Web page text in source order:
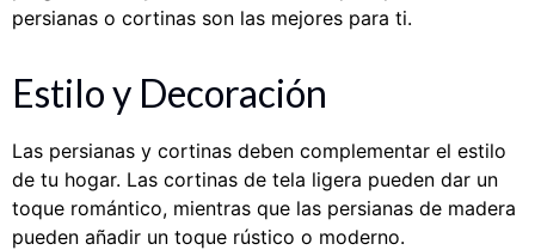
persianas o cortinas son las mejores para ti.
Estilo y Decoración
Las persianas y cortinas deben complementar el estilo
de tu hogar. Las cortinas de tela ligera pueden dar un
toque romántico, mientras que las persianas de madera
pueden añadir un toque rústico o moderno.